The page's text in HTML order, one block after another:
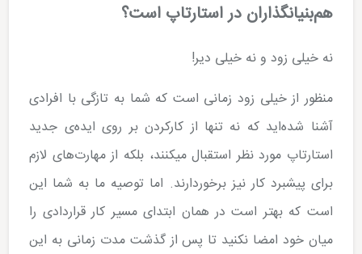
هم‌بنیانگذاران در استارتاپ است؟
نه خیلی زود و نه خیلی دیر!
منظور از خیلی زود زمانی است که شما به تازگی با افرادی
آشنا شده‌­اید که نه تنها از کارکردن بر روی ایده­‌ی جدید
استارتاپ مورد نظر استقبال می­کنند، بلکه از مهارت­‌های لازم
برای پیشبرد کار نیز برخوردارند. اما توصیه ما به شما این
است که بهتر است در همان ابتدای مسیر کار قراردادی را
میان خود امضا نکنید تا پس از گذشت مدت زمانی به این